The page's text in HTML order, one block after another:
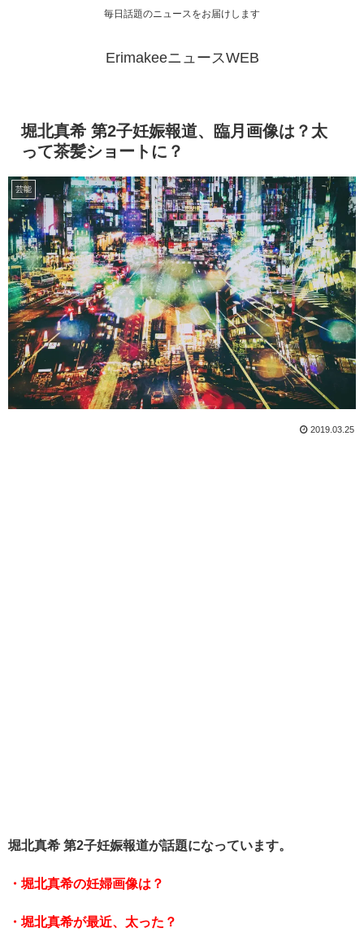
毎日話題のニュースをお届けします
ErimakeeニュースWEB
堀北真希 第2子妊娠報道、臨月画像は？太
って茶髪ショートに？
芸能
2019.03.25
堀北真希 第2子妊娠報道が話題になっています。
・堀北真希の妊婦画像は？
・堀北真希が最近、太った？